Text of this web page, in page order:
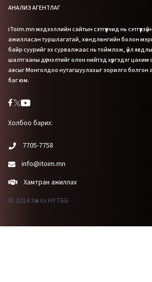
АНАЛИЗ АГЕНТЛАГ
iToim.mn мэдээллийн сайтын сэтгүүлчид нь
ажилласан туршлагатай, хөндлөнгийн болон
байр суурийг эх сурвалжаас нь тоймлож, үйл
шалтгааны дүгнэлтийг олон нийтэд хүргэдэг цахим
аясыг Монголдоо нутагшуулахыг зорилго
баг юм.
Холбоо барих:
7705-7758
info@itoim.mn
Хамтран ажиллах
© 2024 Хөх Ах НҮТББ